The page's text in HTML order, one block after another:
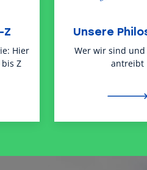
Z
Hier
Z
Unsere
Wer wir sind und
antreibt